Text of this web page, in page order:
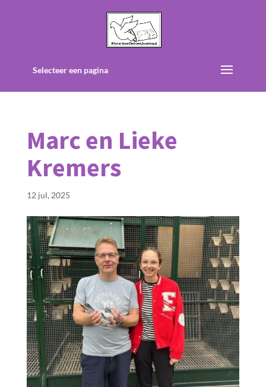
Selecteer een pagina
Marc en Lieke
Kremers
12 jul, 2025